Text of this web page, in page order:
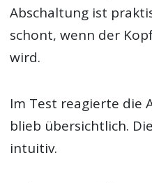
Abschaltung ist
schont, wenn der
wird.
Im Test reagierte die
blieb übersichtlich.
intuitiv.